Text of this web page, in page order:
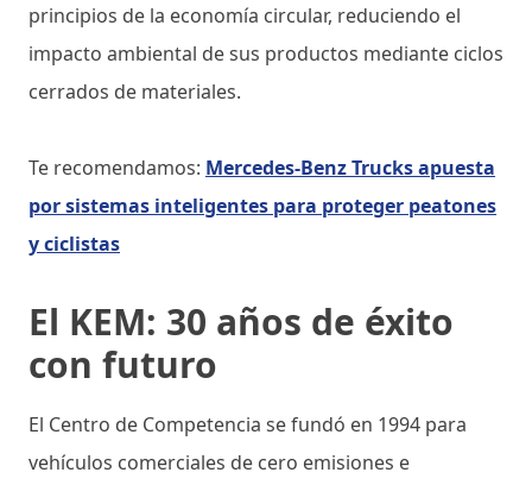
principios de la economía circular, reduciendo el
impacto ambiental de sus productos mediante ciclos
cerrados de materiales.
Te recomendamos: Mercedes-Benz Trucks apuesta
por sistemas inteligentes para proteger peatones
y ciclistas
El KEM: 30 años de éxito
con futuro
El Centro de Competencia se fundó en 1994 para
vehículos comerciales de cero emisiones e